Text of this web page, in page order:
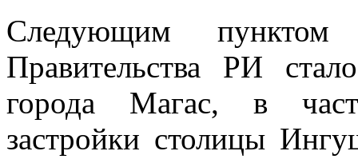
Следующим пунктом
Правительства РИ
города Магас, в
застройки столицы